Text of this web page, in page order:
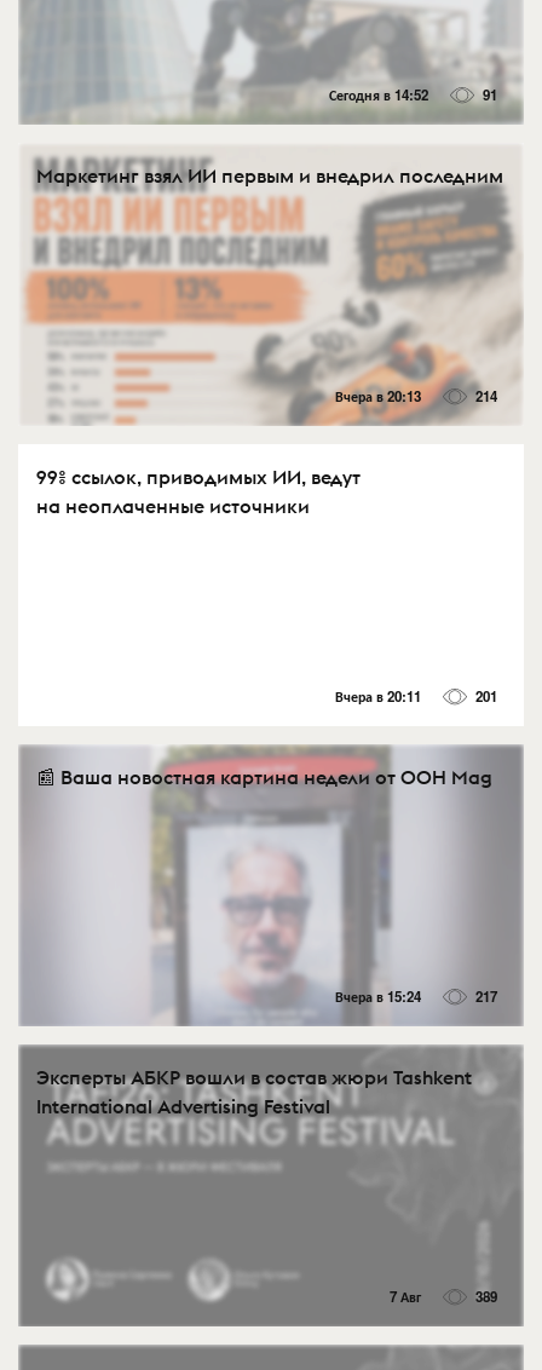
Сегодня в 14:52 91
Маркетинг взял ИИ первым и внедрил последним
Вчера в 20:13 214
99% ссылок, приводимых ИИ, ведут
на неоплаченные источники
Вчера в 20:11 201
📰 Ваша новостная картина недели от OOH Mag
Вчера в 15:24 217
Эксперты АБКР вошли в состав жюри Tashkent
International Advertising Festival
7 Авг 389